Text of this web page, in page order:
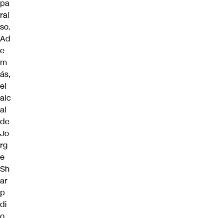
pa
raí
so.
Ad
e
m
ás,
el
alc
al
de
Jo
rg
e
Sh
ar
p
di